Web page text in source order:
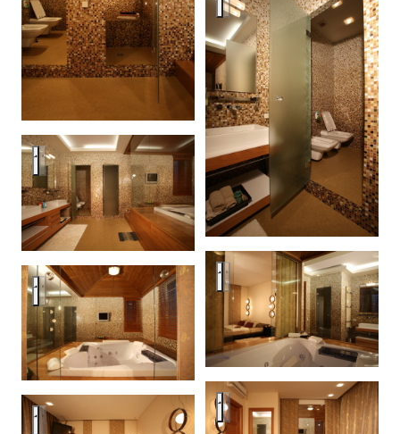
Downtown apartment for couples
Downtown apartment for
Downtown apartment for couples
Downtown apartment for
Downtown apartment for couples